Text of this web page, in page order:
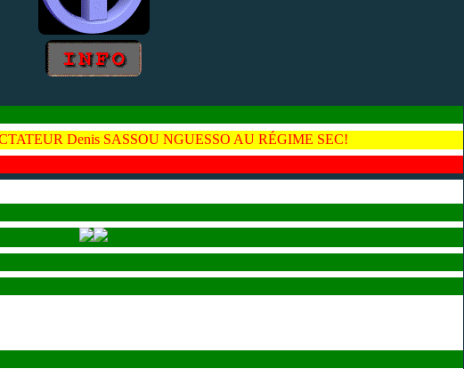
Denis SASSOU NGUESSO AU RÉGIME SEC!